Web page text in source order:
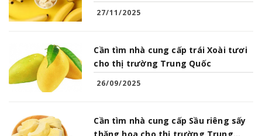
27/11/2025
Cần tìm nhà cung cấp trái Xoài tươi
cho thị trường Trung Quốc
26/09/2025
Cần tìm nhà cung cấp Sầu riêng sấy